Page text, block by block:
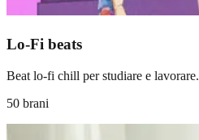
Lo-Fi beats
Beat lo-fi chill per studiare e lavorare.
50 brani